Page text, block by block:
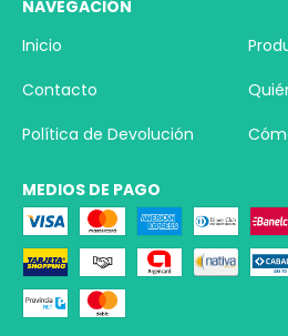
NAVEGACIÓN
Inicio
Contacto
Política de Devolución
MEDIOS DE PAGO